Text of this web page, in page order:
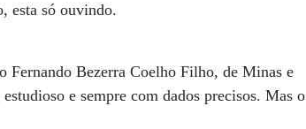
esta só ouvindo.
Fernando Bezerra Coelho Filho, de Minas e
e sempre com dados precisos. Mas o